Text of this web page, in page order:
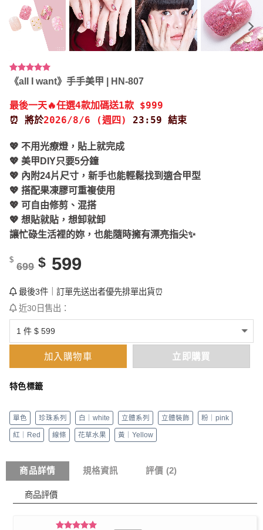
評分 5.00
/ 5，已有
評分
《all I want》手手美甲 | HN-807
最後一天🔥任選4款加碼送1款 $999
⏰ 將於2026/8/6 (週四) 23:59 結束
💖 不用光療燈，貼上就完成
💖 美甲DIY只要5分鐘
💖 內附24片尺寸，新手也能輕鬆找到適合甲型
💖 搭配果凍膠可重複使用
💖 可自由修剪、混搭
💖 想貼就貼，想卸就卸
讓忙碌生活裡的妳，也能隨時擁有漂亮指尖✨
$
699 $ 599
最後3件｜訂單先送出者優先排單出貨⏰
近30日售出：
加入購物車 立即購買
特色標籤
單色 珍珠系列 白｜white 立體系列 立體裝飾 粉｜pink
紅｜Red 線條 花草水果 黃｜Yellow
商品詳情 規格資訊 評價 (2)
商品評價